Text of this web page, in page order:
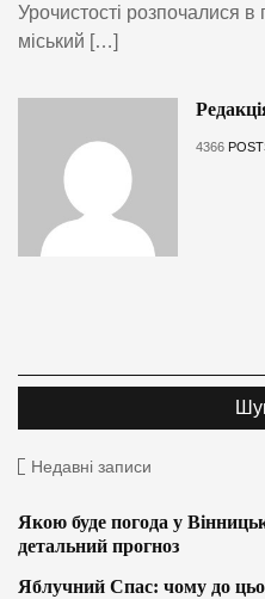
Урочистості розпочалися в
міський […]
4366
Недавні записи
Якою буде погода у
детальний прогноз
Яблучний Спас: чому до